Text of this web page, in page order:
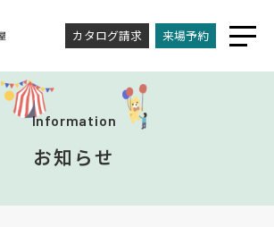
カタログ請求 来場予約
Information
お知らせ